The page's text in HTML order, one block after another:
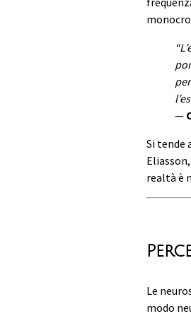
—
Si tende
realtà è
Le
modo